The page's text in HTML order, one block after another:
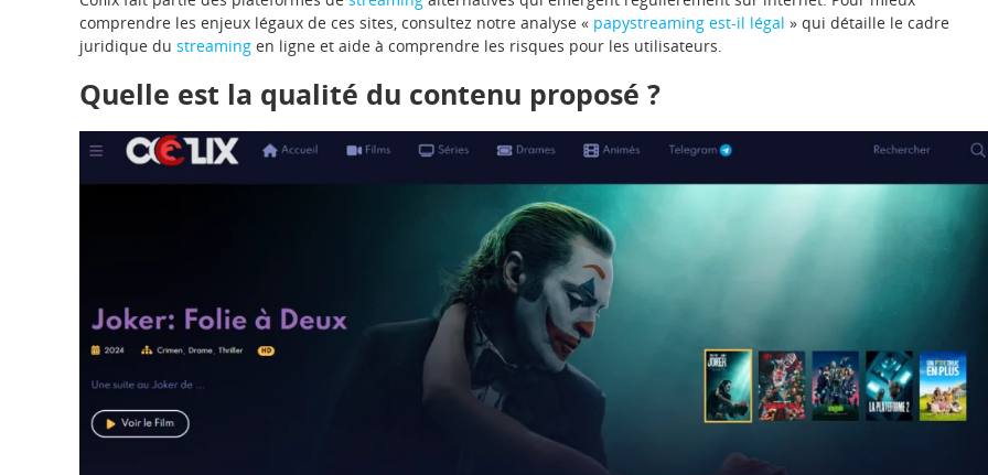
comprendre les enjeux légaux de ces sites, consultez notre analyse « papystreaming est-il légal » qui détaille le cadre
juridique du streaming en ligne et aide à comprendre les risques pour les utilisateurs.
Quelle est la qualité du contenu proposé ?